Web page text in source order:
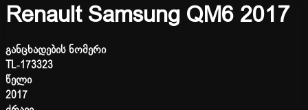
Renault Samsung QM6 2017
განცხადების ნომერი
TL-173323
წელი
2017